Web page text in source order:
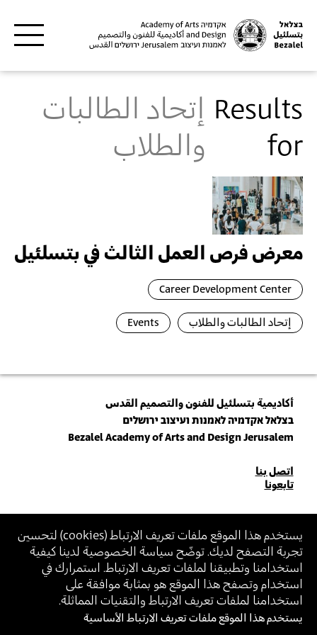
يستخدم هذا الموقع ملفات تعريف الارتباط (cookies) لتحسين
تجربة التصفح لديك. توضّح سياسة الخصوصية لدينا كيفية
استخدامنا وتطبيقنا لملفات تعريف الارتباط. استمرارك في
استخدام وتصفح هذا الموقع هو بمثابة موافقة على
استخدامنا لملفات تعريف الارتباط والتقنيات المماثلة.
يستخدم هذا الموقع ملفات تعريف الارتباط الأساسية
Results
for
إتحاد الطالبات
والطلاب
معرض فرص العمل الثالث في بتسلئيل
Career Development Center
إتحاد الطالبات والطلاب Events
أكاديمية بتسلئيل للفنون والتصميم القدس
בצלאל אקדמיה לאמנות ועיצוב ירושלים
Bezalel Academy of Arts and Design Jerusalem
للاتصال
بنا
اتصل بنا
تابعونا
انضم\ي لنشرتنا البريدية (نيوزلتر)
أدخل\ي عنوان الإيميل
بالانضمام، أنت توافق علىسياسة الخصوصيةوشروط الاستخدام الخاصة ببتسلئيل